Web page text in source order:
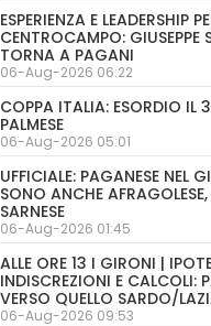
ESPERIENZA E LEADERSHIP
CENTROCAMPO: GIUSEPPE
TORNA A PAGANI
06-Aug-2026 06:22
COPPA ITALIA: ESORDIO IL
PALMESE
06-Aug-2026 05:01
UFFICIALE: PAGANESE NEL
SONO ANCHE
SARNESE
06-Aug-2026 01:45
ALLE ORE 13 I GIRONI |
INDISCREZIONI E CALCOLI:
VERSO QUELLO SARDO/
06-Aug-2026 09:53